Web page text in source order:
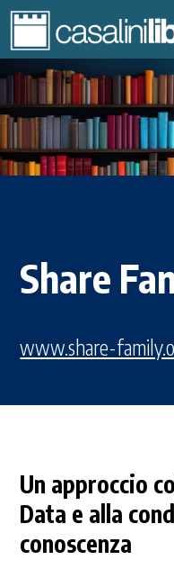
IT
Share
www.share-
Un approccio
Data e alla
conoscenza